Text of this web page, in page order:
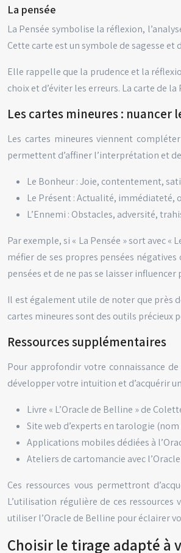
La pensée
La Pensée symbolise la réflexion,
Cette carte est un symbole de sagesse
Elle rappelle que la prudence et la
choix et d’éviter les erreurs. La carte de
Les cartes mineures :
Les cartes mineures viennent
permettent d’affiner l’interprétation et
Le Bonheur : Joie, contentement,
Le Présent : Actualité,
L’Ennemi : Obstacles, adversité,
Par exemple, si « La Pensée » sort avec
méfier de ses propres pensées
pensées et de ne pas se laisser influencer
Il est également utile de noter que près
cartes mineures sont des outils précieux
Ressources supplémentaires
Pour approfondir votre connaissance
développer votre intuition et d’acquérir
Livre « L’Oracle de Belline » de
Site web d’experts en tarologie
Applications mobiles dédiées à
Ateliers de cartomancie avec
Ces ressources vous permettront
L’utilisation régulière de ces
utiliser l’Oracle de Belline pour éclairer
Choisir le tirage adapté